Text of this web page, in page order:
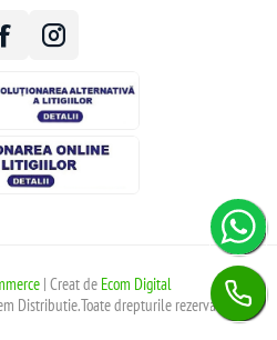
| Creat de Ecom Digital
Distributie.Toate drepturile rezervate.